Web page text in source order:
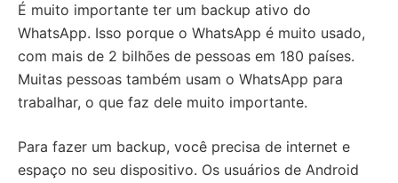
É muito importante ter um backup ativo do
WhatsApp. Isso porque o WhatsApp é muito usado,
com mais de 2 bilhões de pessoas em 180 países.
Muitas pessoas também usam o WhatsApp para
trabalhar, o que faz dele muito importante.
Para fazer um backup, você precisa de internet e
espaço no seu dispositivo. Os usuários de Android